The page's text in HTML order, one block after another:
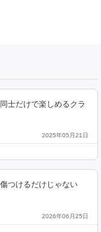
士だけで楽しめるクラ
2025年05月21日
つけるだけじゃない
2026年06月25日